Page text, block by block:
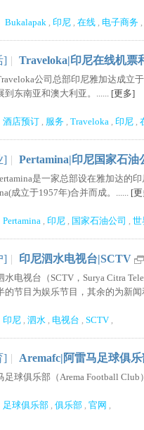
Bukalapak , 印尼 , 在线 , 电子商务 ,
] | Traveloka|印尼在线机票
公司总部印尼雅加达成立于
到东南亚和澳大利亚。...... [更多]
酒店预订 , 服务 , Traveloka , 印尼 ,
] | Pertamina|印尼国家石油
是一家总部设在雅加达的
成立于1957年)合并而成。...... [
Pertamina , 印尼 , 国家石油公司 , 世
] | 印尼泗水电视台|SCTV
水电视台（SCTV，Surya Citra
的节目为娱乐节目，其余的为新
印尼 , 泗水 , 电视台 , SCTV ,
] | Aremafc|阿雷马足球俱乐
足球俱乐部（Arema Football
足球俱乐部 , 俱乐部 , 官网 ,